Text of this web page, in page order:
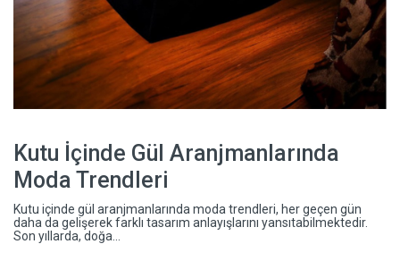
Kutu İçinde Gül Aranjmanlarında
Moda Trendleri
Kutu içinde gül aranjmanlarında moda trendleri, her geçen gün
daha da gelişerek farklı tasarım anlayışlarını yansıtabilmektedir.
Son yıllarda, doğa...